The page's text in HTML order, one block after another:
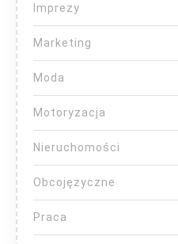
Imprezy
Marketing
Moda
Motoryzacja
Nieruchomości
Obcojęzyczne
Praca